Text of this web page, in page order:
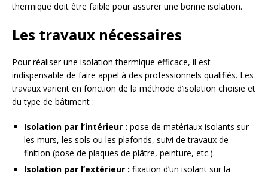
thermique doit être faible pour assurer une bonne isolation.
Les travaux nécessaires
Pour réaliser une isolation thermique efficace, il est
indispensable de faire appel à des professionnels qualifiés. Les
travaux varient en fonction de la méthode d’isolation choisie et
du type de bâtiment :
Isolation par l’intérieur : pose de matériaux isolants sur
les murs, les sols ou les plafonds, suivi de travaux de
finition (pose de plaques de plâtre, peinture, etc.).
Isolation par l’extérieur : fixation d’un isolant sur la